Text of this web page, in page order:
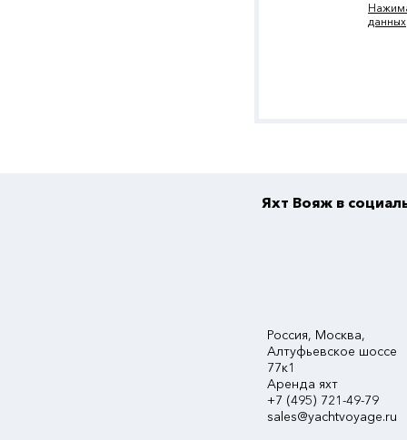
данных
Яхт Вояж в
Россия, Москва,
Алтуфьевское шоссе
77к1
Аренда яхт
+7 (495) 721-49-79
sales@yachtvoyage.ru